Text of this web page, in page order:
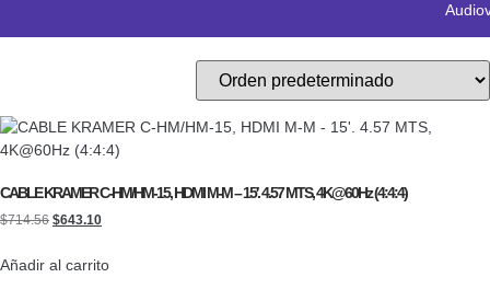
CABLE KRAMER C-HM/HM-15, HDMI M-M – 15′. 4.57 MTS, 4K@60Hz (4:4:4)
$714.56 $643.10
Añadir al carrito